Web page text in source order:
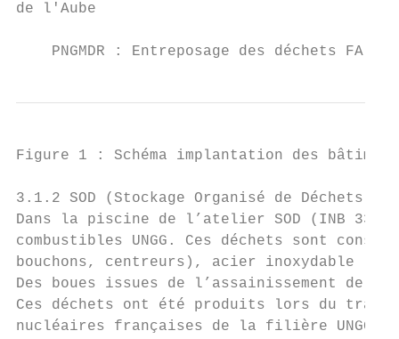
de l'Aube
PNGMDR : Entreposage des déchets FA-
Figure 1 : Schéma implantation des
3.1.2 SOD (Stockage Organisé de Déchets)
Dans la piscine de l’atelier SOD (INB 33)
combustibles UNGG. Ces déchets sont
bouchons, centreurs), acier inoxydable
Des boues issues de l’assainissement de
Ces déchets ont été produits lors du
nucléaires françaises de la filière UNGG